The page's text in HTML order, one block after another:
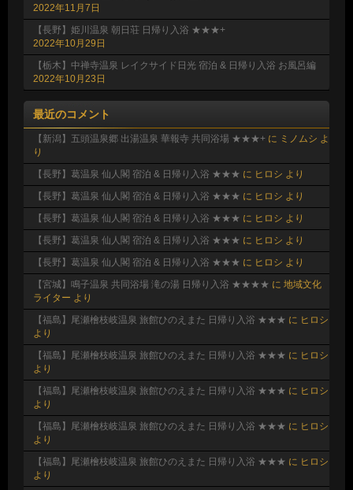
2022年11月7日
【長野】姫川温泉 朝日荘 日帰り入浴 ★★★+
2022年10月29日
【栃木】中禅寺温泉 レイクサイド日光 宿泊 & 日帰り入浴 お風呂編
2022年10月23日
最近のコメント
【新潟】五頭温泉郷 出湯温泉 華報寺 共同浴場 ★★★+ に ミノムシ よ
り
【長野】葛温泉 仙人閣 宿泊 & 日帰り入浴 ★★★ に ヒロシ より
【長野】葛温泉 仙人閣 宿泊 & 日帰り入浴 ★★★ に ヒロシ より
【長野】葛温泉 仙人閣 宿泊 & 日帰り入浴 ★★★ に ヒロシ より
【長野】葛温泉 仙人閣 宿泊 & 日帰り入浴 ★★★ に ヒロシ より
【長野】葛温泉 仙人閣 宿泊 & 日帰り入浴 ★★★ に ヒロシ より
【宮城】鳴子温泉 共同浴場 滝の湯 日帰り入浴 ★★★★ に 地域文化
ライター より
【福島】尾瀬檜枝岐温泉 旅館ひのえまた 日帰り入浴 ★★★ に ヒロシ
より
【福島】尾瀬檜枝岐温泉 旅館ひのえまた 日帰り入浴 ★★★ に ヒロシ
より
【福島】尾瀬檜枝岐温泉 旅館ひのえまた 日帰り入浴 ★★★ に ヒロシ
より
【福島】尾瀬檜枝岐温泉 旅館ひのえまた 日帰り入浴 ★★★ に ヒロシ
より
【福島】尾瀬檜枝岐温泉 旅館ひのえまた 日帰り入浴 ★★★ に ヒロシ
より